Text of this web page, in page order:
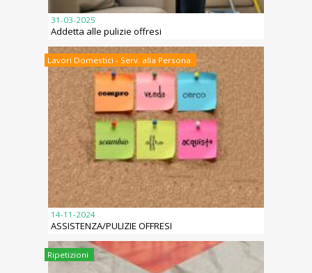
31-03-2025
Addetta alle pulizie offresi
Lavori Domestici - Serv. alla Persona
14-11-2024
ASSISTENZA/PULIZIE OFFRESI
Ripetizioni